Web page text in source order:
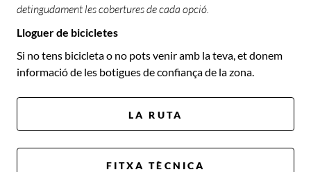
detingudament les cobertures de cada opció.
Lloguer de bicicletes
Si no tens bicicleta o no pots venir amb la teva, et donem
informació de les botigues de confiança de la zona.
LA RUTA
FITXA TÈCNICA